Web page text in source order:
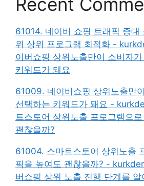
61014. 네이버 쇼핑 트래픽 증대
위 상위 프로그램 최적화 -
이버쇼핑 상위노출만이 소비자
키워드가 돼요
61009. 네이버쇼핑 상위노출만
선택하는 키워드가 돼요 -
트스토어 상위노출 프로그램으
괜찮을까?
61004. 스마트스토어 상위노출
픽을 높여도 괜찮을까? -
버쇼핑 상위 노출 진행 단계를 알